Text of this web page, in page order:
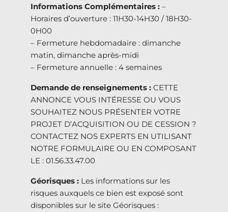
Informations Complémentaires : –
Horaires d’ouverture : 11H30-14H30 / 18H30-
0H00
– Fermeture hebdomadaire : dimanche
matin, dimanche après-midi
– Fermeture annuelle : 4 semaines
Demande de renseignements : CETTE
ANNONCE VOUS INTÉRESSE OU VOUS
SOUHAITEZ NOUS PRÉSENTER VOTRE
PROJET D’ACQUISITION OU DE CESSION ?
CONTACTEZ NOS EXPERTS EN UTILISANT
NOTRE FORMULAIRE OU EN COMPOSANT
LE : 01.56.33.47.00
Géorisques : Les informations sur les
risques auxquels ce bien est exposé sont
disponibles sur le site Géorisques :